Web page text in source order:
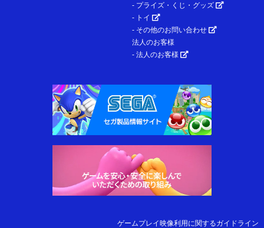
- プライズ・くじ・グッズ
- トイ
- その他のお問い合わせ
法人のお客様
- 法人のお客様
ゲームプレイ映像利用に関するガイドライン